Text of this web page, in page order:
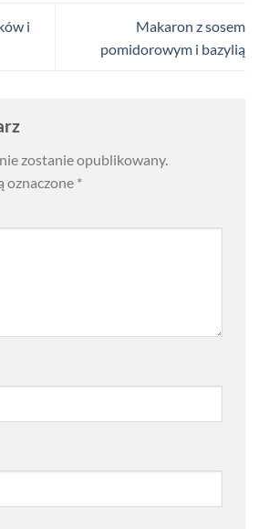
i
Makaron z sosem
pomidorowym i bazylią
zostanie opublikowany.
oznaczone *